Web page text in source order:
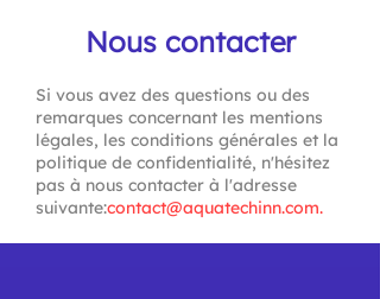
Nous contacter
Si vous avez des questions ou des
remarques concernant les mentions
légales, les conditions générales et la
politique de confidentialité, n'hésitez
pas à nous contacter à l'adresse
suivante:contact@aquatechinn.com.